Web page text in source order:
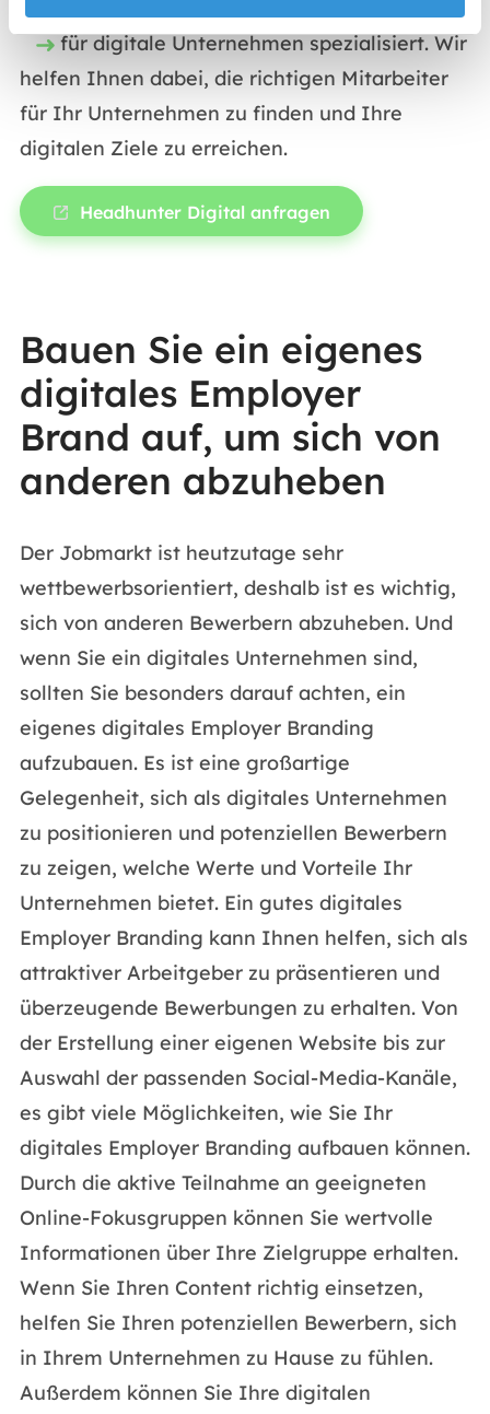
Vermittlung von Fach- und
für digitale Unternehmen spezialisiert. Wir
helfen Ihnen dabei, die richtigen Mitarbeiter
für Ihr Unternehmen zu finden und Ihre
digitalen Ziele zu erreichen.
Headhunter Digital anfragen
Bauen Sie ein eigenes
digitales Employer
Brand auf, um sich von
anderen abzuheben
Der Jobmarkt ist heutzutage sehr
wettbewerbsorientiert, deshalb ist es wichtig,
sich von anderen Bewerbern abzuheben. Und
wenn Sie ein digitales Unternehmen sind,
sollten Sie besonders darauf achten, ein
eigenes digitales Employer Branding
aufzubauen. Es ist eine großartige
Gelegenheit, sich als digitales Unternehmen
zu positionieren und potenziellen Bewerbern
zu zeigen, welche Werte und Vorteile Ihr
Unternehmen bietet. Ein gutes digitales
Employer Branding kann Ihnen helfen, sich als
attraktiver Arbeitgeber zu präsentieren und
überzeugende Bewerbungen zu erhalten. Von
der Erstellung einer eigenen Website bis zur
Auswahl der passenden Social-Media-Kanäle,
es gibt viele Möglichkeiten, wie Sie Ihr
digitales Employer Branding aufbauen können.
Durch die aktive Teilnahme an geeigneten
Online-Fokusgruppen können Sie wertvolle
Informationen über Ihre Zielgruppe erhalten.
Wenn Sie Ihren Content richtig einsetzen,
helfen Sie Ihren potenziellen Bewerbern, sich
in Ihrem Unternehmen zu Hause zu fühlen.
Außerdem können Sie Ihre digitalen